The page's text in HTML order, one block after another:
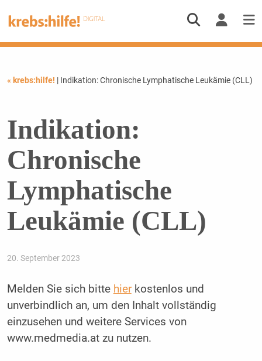
« krebs:hilfe! | Indikation: Chronische Lymphatische Leukämie (CLL)
Indikation:
Chronische
Lymphatische
Leukämie (CLL)
20. September 2023
Melden Sie sich bitte hierkostenlos und
unverbindlich an, um den Inhalt vollständig
einzusehen und weitere Services von
www.medmedia.at zu nutzen.